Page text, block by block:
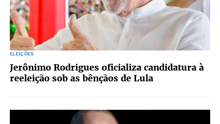
ELEIÇÕES
Jerônimo Rodrigues oficializa candidatura à
reeleição sob as bênçãos de Lula